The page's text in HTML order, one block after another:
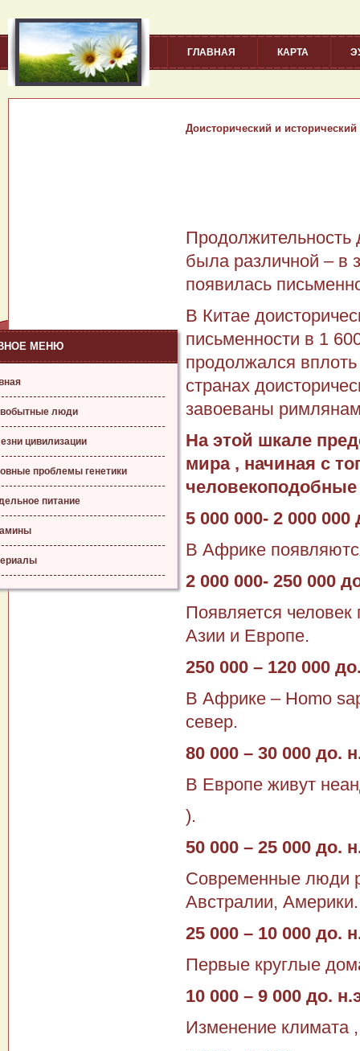
ГЛАВНАЯ КАРТА
МЕНЮ
люди
цивилизации
проблемы генетики
питание
Доисторический и
Продолжительность
была различной – в
появилась
В Китае
письменности в 1
продолжался
странах
завоеваны
На этой шкале
мира , начиная с
человекоподобные
5 000 000- 2 000 000
В Африке
2 000 000- 250 000
Появляется
Азии и Европе.
250 000 – 120 000
В Африке – Нomo
север.
80 000 – 30 000 до.
В Европе живут
).
50 000 – 25 000 до.
Современные люди
Австралии,
25 000 – 10 000 до.
Первые круглые
10 000 – 9 000 до.
Изменение климата